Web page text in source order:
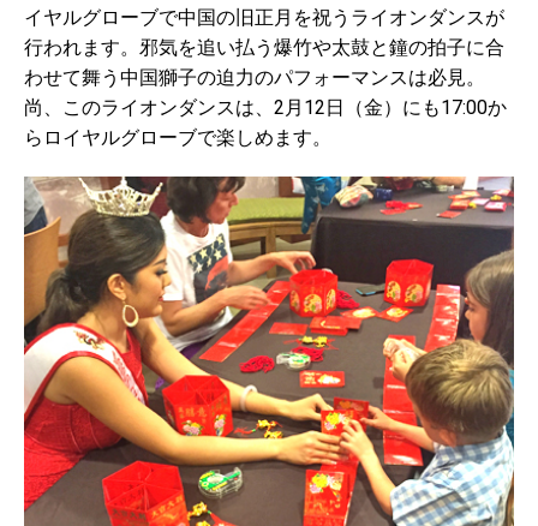
イヤルグローブで中国の旧正月を祝うライオンダンスが
行われます。邪気を追い払う爆竹や太鼓と鐘の拍子に合
わせて舞う中国獅子の迫力のパフォーマンスは必見。
尚、このライオンダンスは、2月12日（金）にも17:00か
らロイヤルグローブで楽しめます。